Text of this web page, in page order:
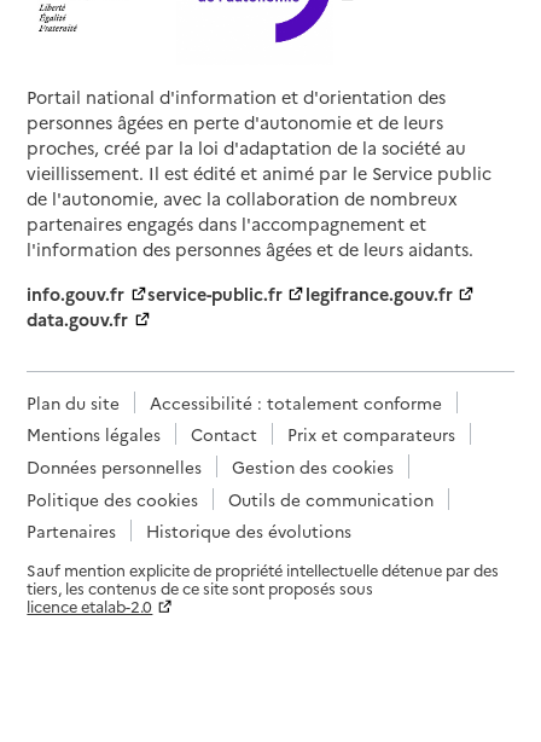
Portail national d'information et d'orientation des
personnes âgées en perte d'autonomie et de leurs
proches, créé par la loi d'adaptation de la société au
vieillissement. Il est édité et animé par le Service public
de l'autonomie, avec la collaboration de nombreux
partenaires engagés dans l'accompagnement et
l'information des personnes âgées et de leurs aidants.
info.gouv.fr
service-public.fr
legifrance.gouv.fr
data.gouv.fr
Plan du site
Accessibilité : totalement conforme
Mentions légales
Contact
Prix et comparateurs
Données personnelles
Gestion des cookies
Politique des cookies
Outils de communication
Partenaires
Historique des évolutions
Sauf mention explicite de propriété intellectuelle détenue par des
tiers, les contenus de ce site sont proposés sous
licence etalab-2.0